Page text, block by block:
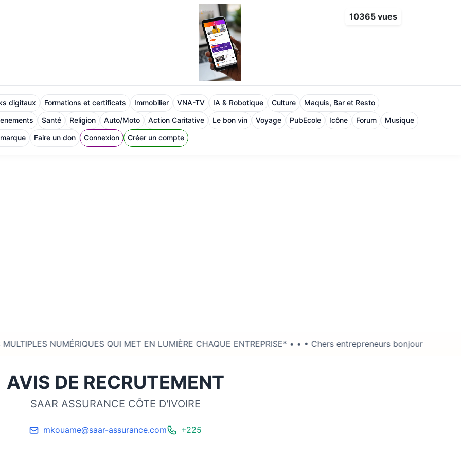
10365 vues
digitaux Formations et certificats Immobilier VNA-TV IA & Robotique Culture
Maquis, Bar et Resto
Santé Religion Auto/Moto Action Caritative Le bon vin Voyage PubEcole Icône Forum
Musique
Faire un don Connexion Créer un compte
NUMÉRIQUES QUI MET EN LUMIÈRE CHAQUE ENTREPRISE* • • • Chers entrepreneurs bonjour
AVIS DE RECRUTEMENT
SAAR ASSURANCE CÔTE D'IVOIRE
mkouame@saar-assurance.com +225